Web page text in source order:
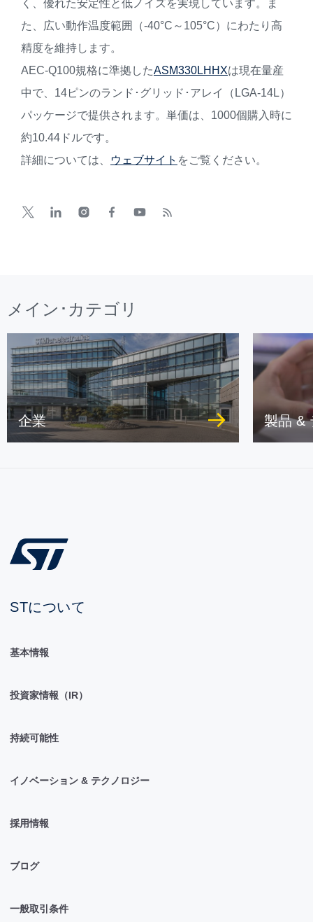
く、優れた安定性と低ノイズを実現しています。ま
た、広い動作温度範囲（-40°C～105°C）にわたり高
精度を維持します。
AEC-Q100規格に準拠したASM330LHHXは現在量産
中で、14ピンのランド･グリッド･アレイ（LGA-14L）
パッケージで提供されます。単価は、1000個購入時に
約10.44ドルです。
詳細については、
ウェブサイト をご覧ください。
メイン･カテゴリ
企業 製品 &
STについて
基本情報
投資家情報（IR）
持続可能性
イノベーション & テクノロジー
採用情報
ブログ
一般取引条件